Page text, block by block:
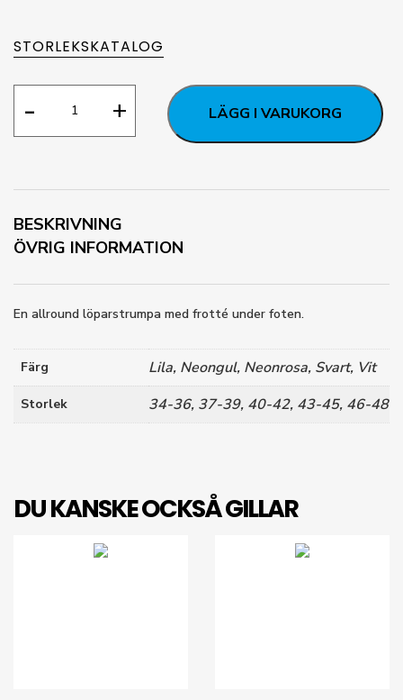
STORLEKSKATALOG
-
Active
antal
+ LÄGG I VARUKORG
BESKRIVNING
ÖVRIG INFORMATION
En allround löparstrumpa med frotté under foten.
Färg Lila, Neongul, Neonrosa, Svart, Vit
Storlek 34-36, 37-39, 40-42, 43-45, 46-48
DU KANSKE OCKSÅ GILLAR